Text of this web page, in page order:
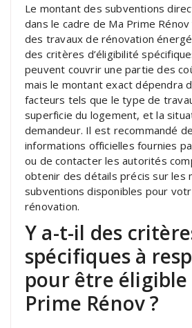
Le montant des subventions
dans le cadre de Ma Prime
des travaux de rénovation
des critères d’éligibilité
peuvent couvrir une partie des
mais le montant exact dépendra
facteurs tels que le type de
superficie du logement, et la
demandeur. Il est recommandé
informations officielles fournies
ou de contacter les autorités
obtenir des détails précis sur les
subventions disponibles pour
rénovation.
Y a-t-il des
spécifiques à
pour être éligible
Prime Rénov ?